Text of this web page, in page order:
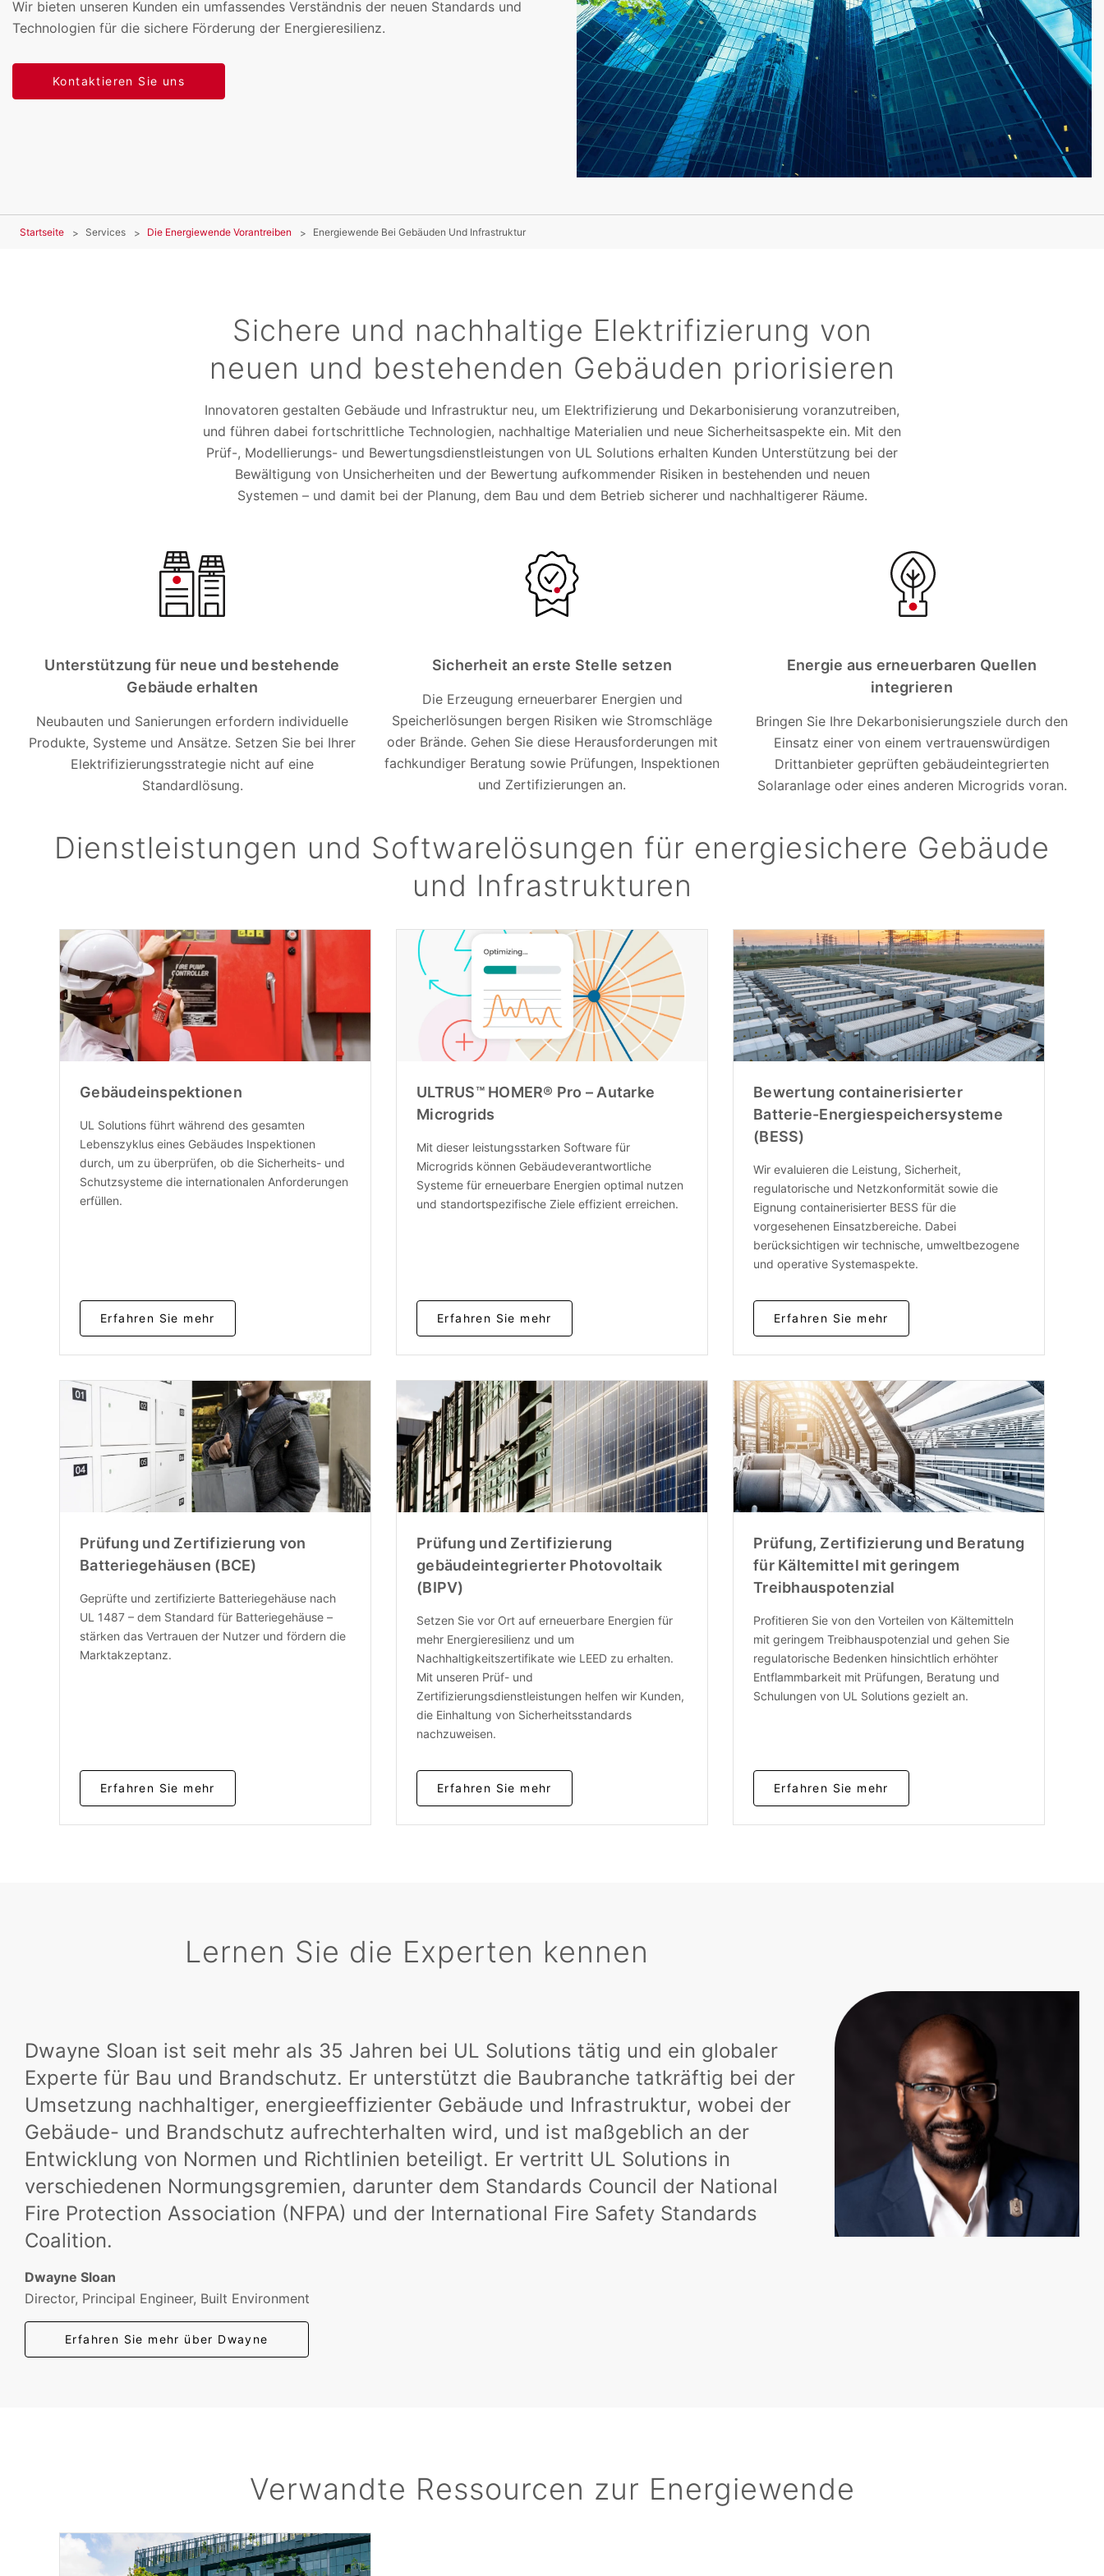
Wir bieten unseren Kunden ein umfassendes Verständnis der neuen Standards und
Technologien für die sichere Förderung der Energieresilienz.
Kontaktieren Sie uns
Startseite Services Die Energiewende Vorantreiben Energiewende Bei Gebäuden Und Infrastruktur
Sichere und nachhaltige Elektrifizierung von
neuen und bestehenden Gebäuden priorisieren
Innovatoren gestalten Gebäude und Infrastruktur neu, um Elektrifizierung und Dekarbonisierung voranzutreiben,
und führen dabei fortschrittliche Technologien, nachhaltige Materialien und neue Sicherheitsaspekte ein. Mit den
Prüf-, Modellierungs- und Bewertungsdienstleistungen von UL Solutions erhalten Kunden Unterstützung bei der
Bewältigung von Unsicherheiten und der Bewertung aufkommender Risiken in bestehenden und neuen
Systemen – und damit bei der Planung, dem Bau und dem Betrieb sicherer und nachhaltigerer Räume.
Unterstützung für neue und bestehende
Gebäude erhalten
Neubauten und Sanierungen erfordern individuelle
Produkte, Systeme und Ansätze. Setzen Sie bei Ihrer
Elektrifizierungsstrategie nicht auf eine
Standardlösung.
Sicherheit an erste Stelle setzen
Die Erzeugung erneuerbarer Energien und
Speicherlösungen bergen Risiken wie Stromschläge
oder Brände. Gehen Sie diese Herausforderungen mit
fachkundiger Beratung sowie Prüfungen, Inspektionen
und Zertifizierungen an.
Energie aus erneuerbaren Quellen
integrieren
Bringen Sie Ihre Dekarbonisierungsziele durch den
Einsatz einer von einem vertrauenswürdigen
Drittanbieter geprüften gebäudeintegrierten
Solaranlage oder eines anderen Microgrids voran.
Dienstleistungen und Softwarelösungen für energiesichere Gebäude
und Infrastrukturen
Gebäudeinspektionen
UL Solutions führt während des gesamten
Lebenszyklus eines Gebäudes Inspektionen
durch, um zu überprüfen, ob die Sicherheits- und
Schutzsysteme die internationalen Anforderungen
erfüllen.
Erfahren Sie mehr
ULTRUS™ HOMER® Pro – Autarke
Microgrids
Mit dieser leistungsstarken Software für
Microgrids können Gebäudeverantwortliche
Systeme für erneuerbare Energien optimal nutzen
und standortspezifische Ziele effizient erreichen.
Erfahren Sie mehr
Bewertung containerisierter
Batterie-Energiespeichersysteme
(BESS)
Wir evaluieren die Leistung, Sicherheit,
regulatorische und Netzkonformität sowie die
Eignung containerisierter BESS für die
vorgesehenen Einsatzbereiche. Dabei
berücksichtigen wir technische, umweltbezogene
und operative Systemaspekte.
Erfahren Sie mehr
Prüfung und Zertifizierung von
Batteriegehäusen (BCE)
Geprüfte und zertifizierte Batteriegehäuse nach
UL 1487 – dem Standard für Batteriegehäuse –
stärken das Vertrauen der Nutzer und fördern die
Marktakzeptanz.
Erfahren Sie mehr
Prüfung und Zertifizierung
gebäudeintegrierter Photovoltaik
(BIPV)
Setzen Sie vor Ort auf erneuerbare Energien für
mehr Energieresilienz und um
Nachhaltigkeitszertifikate wie LEED zu erhalten.
Mit unseren Prüf- und
Zertifizierungsdienstleistungen helfen wir Kunden,
die Einhaltung von Sicherheitsstandards
nachzuweisen.
Erfahren Sie mehr
Prüfung, Zertifizierung und Beratung
für Kältemittel mit geringem
Treibhauspotenzial
Profitieren Sie von den Vorteilen von Kältemitteln
mit geringem Treibhauspotenzial und gehen Sie
regulatorische Bedenken hinsichtlich erhöhter
Entflammbarkeit mit Prüfungen, Beratung und
Schulungen von UL Solutions gezielt an.
Erfahren Sie mehr
Lernen Sie die Experten kennen
Dwayne Sloan ist seit mehr als 35 Jahren bei UL Solutions tätig und ein globaler
Experte für Bau und Brandschutz. Er unterstützt die Baubranche tatkräftig bei der
Umsetzung nachhaltiger, energieeffizienter Gebäude und Infrastruktur, wobei der
Gebäude- und Brandschutz aufrechterhalten wird, und ist maßgeblich an der
Entwicklung von Normen und Richtlinien beteiligt. Er vertritt UL Solutions in
verschiedenen Normungsgremien, darunter dem Standards Council der National
Fire Protection Association (NFPA) und der International Fire Safety Standards
Coalition.
Dwayne Sloan
Director, Principal Engineer, Built Environment
Erfahren Sie mehr über Dwayne
Verwandte Ressourcen zur Energiewende